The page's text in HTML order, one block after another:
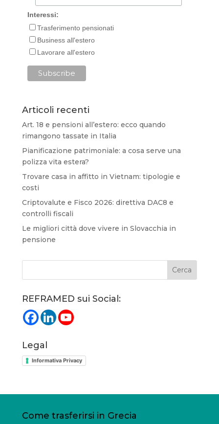
Interessi:
Trasferimento pensionati
Business all'estero
Lavorare all'estero
Articoli recenti
Art. 18 e pensioni all’estero: ecco quando
rimangono tassate in Italia
Pianificazione patrimoniale: a cosa serve una
polizza vita estera?
Trovare casa in affitto in Vietnam: tipologie e
costi
Criptovalute e Fisco 2026: direttiva DAC8 e
controlli fiscali
Le migliori città dove vivere in Slovacchia in
pensione
REFRAMED sui Social:
Legal
Informativa Privacy
Come trasferirsi in Grecia